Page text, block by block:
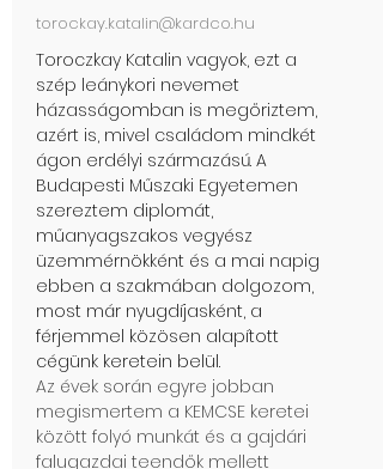
torockay.katalin@kardco.hu
Toroczkay Katalin vagyok, ezt a
szép leánykori nevemet
házasságomban is megőriztem,
azért is, mivel családom mindkét
ágon erdélyi származású. A
Budapesti Műszaki Egyetemen
szereztem diplomát,
műanyagszakos vegyész
üzemmérnökként és a mai napig
ebben a szakmában dolgozom,
most már nyugdíjasként, a
férjemmel közösen alapított
cégünk keretein belül.
Az évek során egyre jobban
megismertem a KEMCSE keretei
között folyó munkát és a gajdári
falugazdai teendők mellett